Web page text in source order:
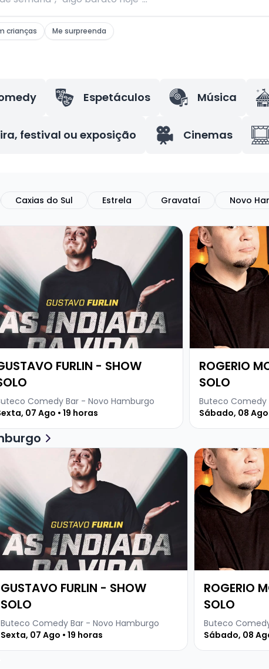
crianças Me surpreenda
Espetáculos Música
festival ou exposição Cinemas
Caxias do Sul Estrela Gravataí Novo
mais sobre GUSTAVO FURLIN - SHOW SOLO
FURLIN - SHOW
Comedy Bar - Novo Hamburgo
07 Ago • 19 horas
Veja mais sobre
ROGERIO
SOLO
Buteco Comedy
Sábado, 08 Ago
mais sobre GUSTAVO FURLIN - SHOW SOLO
GUSTAVO FURLIN - SHOW
SOLO
Buteco Comedy Bar - Novo Hamburgo
Sexta, 07 Ago • 19 horas
Veja mais sobre
ROGERIO
SOLO
Buteco
Sábado, 08